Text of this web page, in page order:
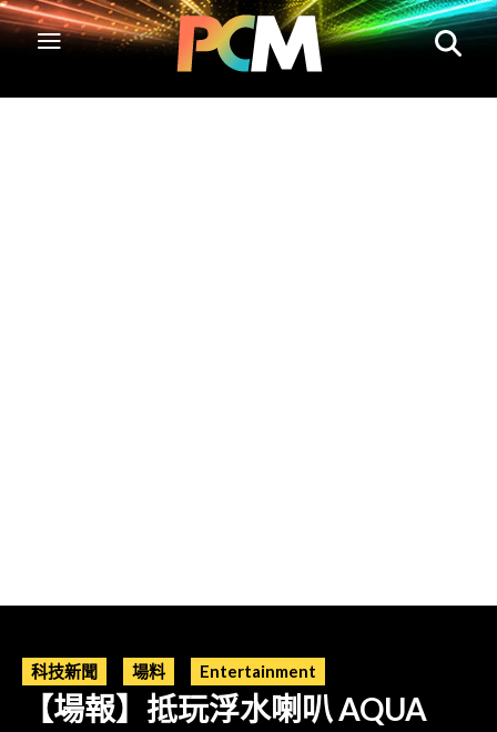
科技新聞 場料 Entertainment
【場報】抵玩浮水喇叭 AQUA